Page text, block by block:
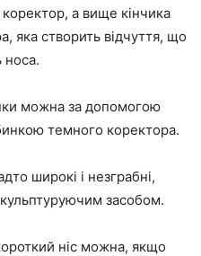
а вище кінчика
яка створить відчуття, що
носа.
можна за допомогою
темного коректора.
широкі і незграбні,
засобом.
ніс можна, якщо